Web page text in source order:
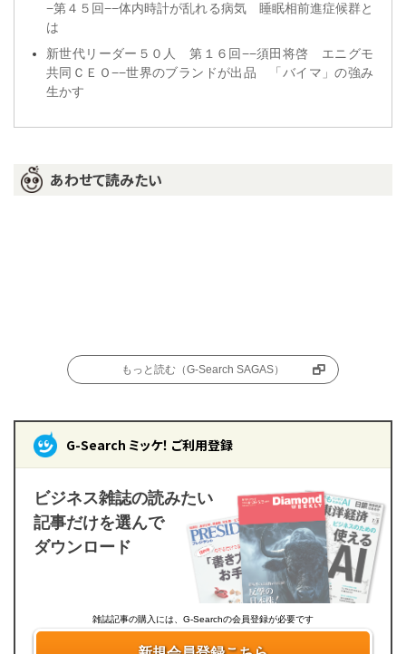
−第４５回−−体内時計が乱れる病気 睡眠相前進症候群と
は
新世代リーダー５０人 第１６回−−須田将啓 エニグモ
共同ＣＥＯ−−世界のブランドが出品 「バイマ」の強み
生かす
あわせて読みたい
もっと読む（G-Search SAGAS）
G-Search ミッケ！ ご利用登録
ビジネス雑誌の読みたい
記事だけを選んで
ダウンロード
雑誌記事の購入には、G-Searchの会員登録が必要です